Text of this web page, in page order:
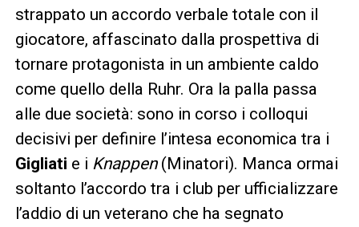
strappato un accordo verbale totale con il
giocatore, affascinato dalla prospettiva di
tornare protagonista in un ambiente caldo
come quello della Ruhr. Ora la palla passa
alle due società: sono in corso i colloqui
decisivi per definire l’intesa economica tra i
Gigliati e i Knappen(Minatori). Manca ormai
soltanto l’accordo tra i club per ufficializzare
l’addio di un veterano che ha segnato